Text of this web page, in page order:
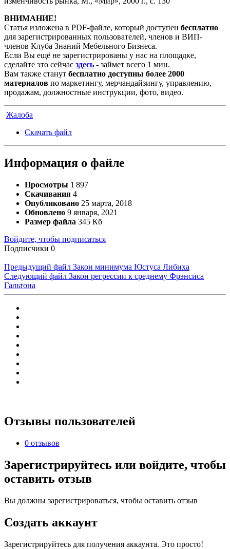
ВНИМАНИЕ!
Статья изложена в PDF-файле, который доступен бесплатно
для зарегистрированных пользователей, членов и ВИП-
членов Клуба Знаний Мебельного Бизнеса.
Если Вы ещё не зарегистрированы у нас на площадке,
сделайте это сейчас здесь - займет всего 1 мин.
Вам также станут бесплатно доступны более 2000
материалов по маркетингу, мерчандайзингу, управлению,
продажам, должностные инструкции, фото, видео.
Жалоба
Скачать файл
Информация о файле
Просмотры 1 897
Скачивания 4
Опубликовано 25 марта, 2018
Обновлено 9 января, 2021
Размер файла 345 Кб
Войдите, чтобы подписаться
Подписчики 0
Предыдущий файл Закон минимума Юстуса Либиха
Следующий файл Закон регрессии к среднему Фрэнсиса
Гальтона
Отзывы пользователей
0 отзывов
Зарегистрируйтесь или войдите, чтобы
оставить отзыв
Вы должны зарегистрироваться, чтобы оставить отзыв
Создать аккаунт
Зарегистрируйтесь для получения аккаунта. Это просто!